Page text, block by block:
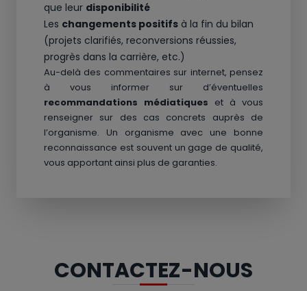
que leur disponibilité
Les changements positifs à la fin du bilan
(projets clarifiés, reconversions réussies,
progrès dans la carrière, etc.)
Au-delà des commentaires sur internet, pensez
à vous informer sur d’éventuelles
recommandations médiatiques et à vous
renseigner sur des cas concrets auprès de
l’organisme. Un organisme avec une bonne
reconnaissance est souvent un gage de qualité,
vous apportant ainsi plus de garanties.
CONTACTEZ-NOUS